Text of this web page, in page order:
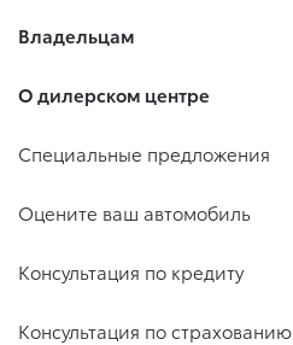
Владельцам
О дилерском центре
Специальные предложения
Оцените ваш автомобиль
Консультация по кредиту
Консультация по страхованию